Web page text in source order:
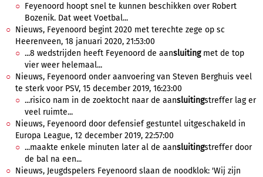
Feyenoord hoopt snel te kunnen beschikken over Robert
Bozenik. Dat weet Voetbal...
Nieuws, Feyenoord begint 2020 met terechte zege op sc
Heerenveen, 18 januari 2020, 21:53:00
...8 wedstrijden heeft Feyenoord de aansluitingmet de top
vier weer helemaal...
Nieuws, Feyenoord onder aanvoering van Steven Berghuis veel
te sterk voor PSV, 15 december 2019, 16:23:00
...risico nam in de zoektocht naar de aansluitingstreffer lag er
veel ruimte...
Nieuws, Feyenoord door defensief gestuntel uitgeschakeld in
Europa League, 12 december 2019, 22:57:00
...maakte enkele minuten later al de aansluitingstreffer door
de bal na een...
Nieuws, Jeugdspelers Feyenoord slaan de noodklok: 'Wij zijn